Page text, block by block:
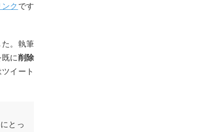
ンク です
。執筆
に削除
イート
とっ